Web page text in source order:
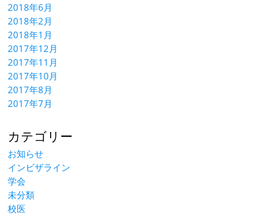
2018年6月
2018年2月
2018年1月
2017年12月
2017年11月
2017年10月
2017年8月
2017年7月
カテゴリー
お知らせ
インビザライン
学会
未分類
校医